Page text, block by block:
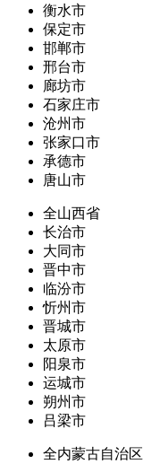
衡水市
保定市
邯郸市
邢台市
廊坊市
石家庄市
沧州市
张家口市
承德市
唐山市
全山西省
长治市
大同市
晋中市
临汾市
忻州市
晋城市
太原市
阳泉市
运城市
朔州市
吕梁市
全内蒙古自治区